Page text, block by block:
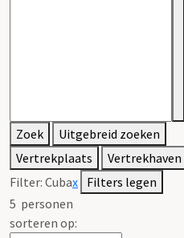
Zoek
Uitgebreid zoeken
Vertrekplaats
Vertrekhaven
Filter: Cubax Filters legen
5 personen
sorteren op: